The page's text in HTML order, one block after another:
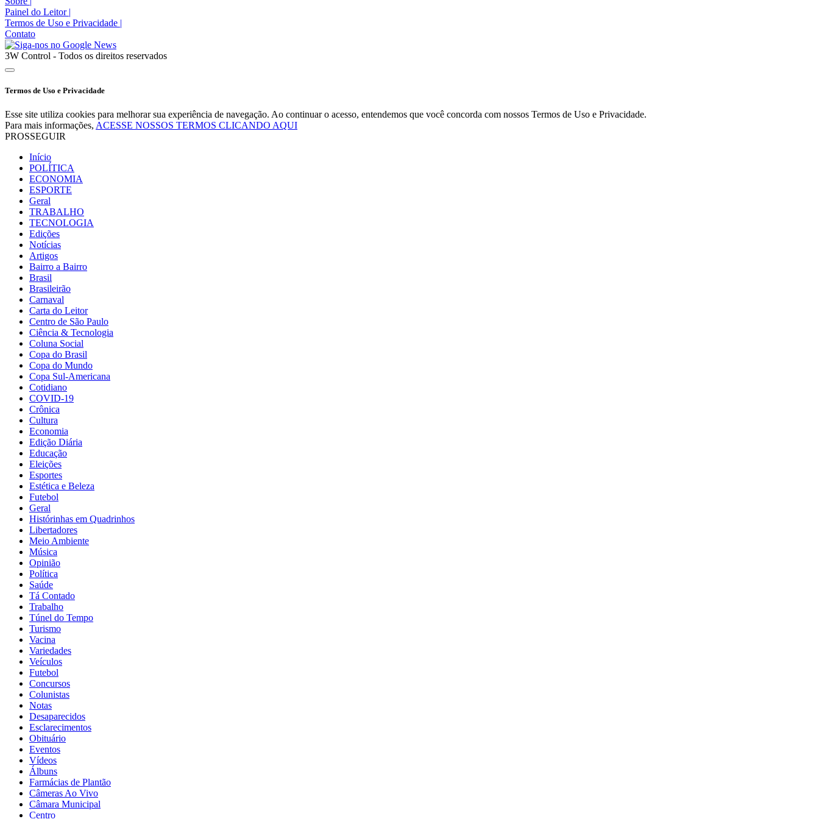
Painel do Leitor |
Termos de Uso e Privacidade |
Contato
3W Control - Todos os direitos reservados
Termos de Uso e Privacidade
Esse site utiliza cookies para melhorar sua experiência de navegação. Ao continuar o acesso, entendemos que você concorda com nossos Termos de Uso e Privacidade.
Para mais informações, ACESSE NOSSOS TERMOS CLICANDO AQUI
PROSSEGUIR
Início
POLÍTICA
ECONOMIA
ESPORTE
Geral
TRABALHO
TECNOLOGIA
Edições
Notícias
Artigos
Bairro a Bairro
Brasil
Brasileirão
Carnaval
Carta do Leitor
Centro de São Paulo
Ciência & Tecnologia
Coluna Social
Copa do Brasil
Copa do Mundo
Copa Sul-Americana
Cotidiano
COVID-19
Crônica
Cultura
Economia
Edição Diária
Educação
Eleições
Esportes
Estética e Beleza
Futebol
Geral
Histórinhas em Quadrinhos
Libertadores
Meio Ambiente
Música
Opinião
Política
Saúde
Tá Contado
Trabalho
Túnel do Tempo
Turismo
Vacina
Variedades
Veículos
Futebol
Concursos
Colunistas
Notas
Desaparecidos
Esclarecimentos
Obituário
Eventos
Vídeos
Álbuns
Farmácias de Plantão
Câmeras Ao Vivo
Câmara Municipal
Centro